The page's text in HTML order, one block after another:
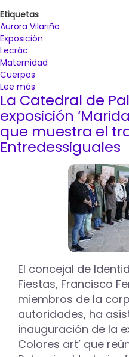
Etiquetas
Aurora Vilariño
Exposición
Lecrác
Maternidad
Cuerpos
Lee más
La
exposición
fotográfica
‘Cuerpos
que
el
31
de
mayo
La Catedral de
exposición
que muestra el
Entredessiguales
El concejal de
Fiestas, Francisco
miembros de la
autoridades, ha
inauguración de la
Colores art’ que